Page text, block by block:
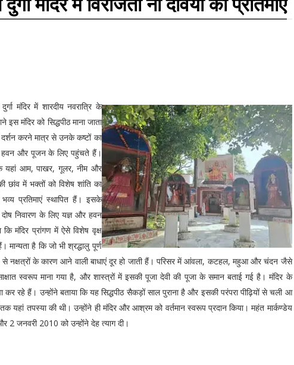
मंदिर में विराजती नौ देवियों की प्रतिमाएं
मंदिर में शारदीय नवरात्रि के
मंदिर को सिद्धपीठ माना जाता
करने मात्र से उनके कष्टों का
हवन और पूजन के लिए पहुंचते हैं।
यहां आम, पाखर, गूलर, नीम और
छांव में भक्तों को विशेष शांति का
प्रतिमाएं स्थापित हैं। इसके
निवारण के लिए यज्ञ और हवन
मंदिर प्रांगण में ऐसे विशेष वृक्ष
है कि जो भी श्रद्धालु पूर्ण
के कारण आने वाली बाधाएं दूर हो जाती हैं। परिसर में आंवला, कटहल, महुआ और चंदन जैसे
स्वरूप माना गया है, और शास्त्रों में इसकी पूजा देवी की पूजा के समान बताई गई है। मंदिर के
कर रहे हैं। उन्होंने बताया कि यह सिद्धपीठ सैकड़ों साल पुराना है और इसकी परंपरा पीढ़ियों से चली आ
यहां तपस्या की थी। उन्होंने ही मंदिर और आश्रम को वर्तमान स्वरूप प्रदान किया। महंत मार्कण्डेय
2 जनवरी 2010 को उन्होंने देह त्याग दी।